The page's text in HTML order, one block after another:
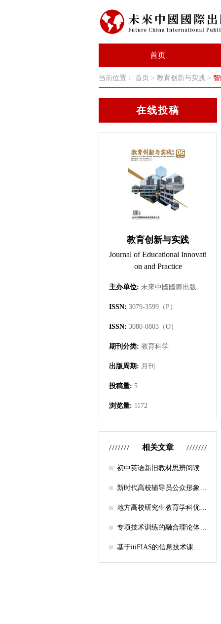
首页
当前位置： 首页 > 教育创新与实践 >
在线投稿
教育创新与实践
Journal of Educational Innovati
on and Practice
主办单位: 未來中國國際出版集團有限公司
ISSN: 3079-3599（P）
ISSN: 3080-0803（O）
期刊分类: 教育科学
出版周期: 月刊
投稿量: 5
浏览量: 1172
相关文章
初中英语新旧教材思辨阅读任
新时代高校辅导员公众形象塑
地方高校研究生教育学科优化
径探析
专项技术训练的融合理论体系
基于itiFIAS的信息技术课堂